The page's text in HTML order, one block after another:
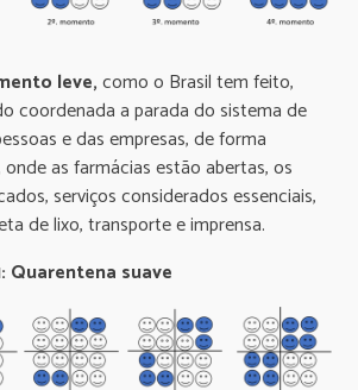
leve,como o Brasil tem feito,
coordenada a parada do sistema de
e das empresas, de forma
as farmácias estão abertas, os
serviços considerados essenciais,
de lixo, transporte e imprensa.
Quarentena suave